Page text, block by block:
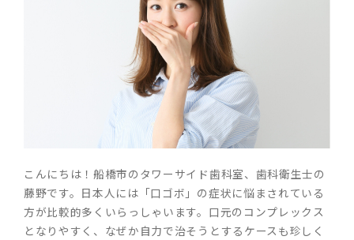
こんにちは！船橋市のタワーサイド歯科室、歯科衛生士の
藤野です。日本人には「口ゴボ」の症状に悩まされている
方が比較的多くいらっしゃいます。口元のコンプレックス
となりやすく、なぜか自力で治そうとするケースも珍しく